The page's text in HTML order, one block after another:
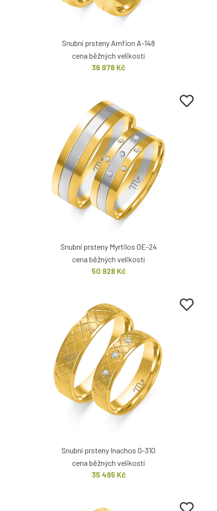
Snubní prsteny Amfion A-148
cena běžných velikostí
36 978 Kč
Snubní prsteny Myrtilos OE-24
cena běžných velikostí
50 928 Kč
Snubní prsteny Inachos O-310
cena běžných velikostí
35 495 Kč